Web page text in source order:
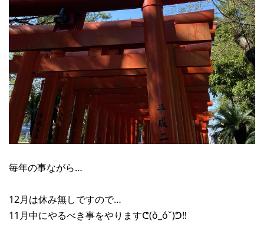
毎年の事ながら…
12月は休み無しですので…
11月中にやるべき事をやりますᕦ(ò_óˇ)ᕤ‼︎